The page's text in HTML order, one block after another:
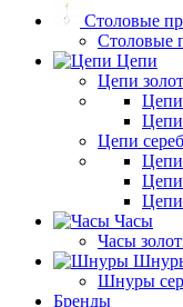
Столовые
Столовые
Цепи
Цепи
Цепи
Цепи
Цепи
Цепи
Цепи
Цепи
Часы
Часы
Шнуры
Бренды